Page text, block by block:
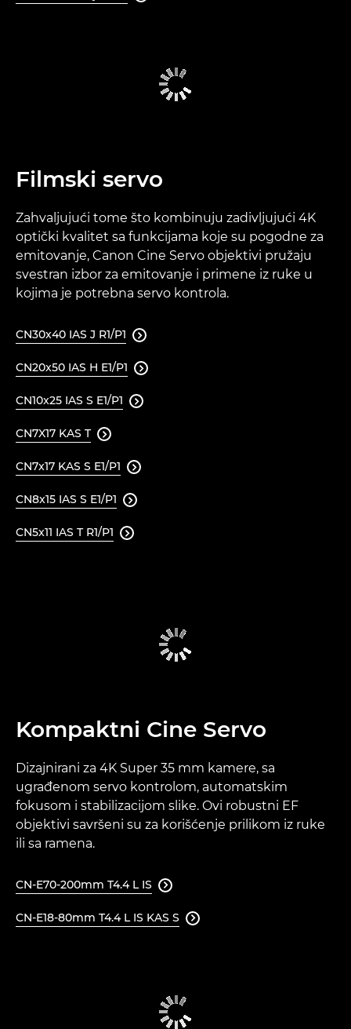
Filmski servo
Zahvaljujući tome što kombinuju zadivljujući 4K
optički kvalitet sa funkcijama koje su pogodne za
emitovanje, Canon Cine Servo objektivi pružaju
svestran izbor za emitovanje i primene iz ruke u
kojima je potrebna servo kontrola.
CN30x40 IAS J R1/P1 
CN20x50 IAS H E1/P1 
CN10x25 IAS S E1/P1 
CN7X17 KAS T 
CN7x17 KAS S E1/P1 
CN8x15 IAS S E1/P1 
CN5x11 IAS T R1/P1 
Kompaktni Cine Servo
Dizajnirani za 4K Super 35 mm kamere, sa
ugrađenom servo kontrolom, automatskim
fokusom i stabilizacijom slike. Ovi robustni EF
objektivi savršeni su za korišćenje prilikom iz ruke
ili sa ramena.
CN-E70-200mm T4.4 L IS 
CN-E18-80mm T4.4 L IS KAS S 